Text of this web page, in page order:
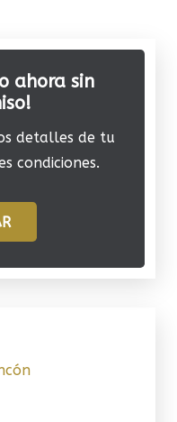
ahora sin
detalles de tu
condiciones.